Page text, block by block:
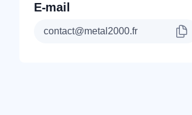
E-mail
contact@metal2000.fr